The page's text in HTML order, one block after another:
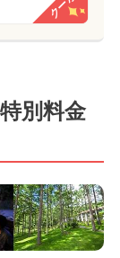
別料金